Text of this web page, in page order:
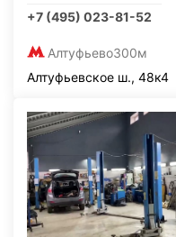
+7 (495) 023-81-52
Алтуфьево300м
Алтуфьевское ш., 48к4